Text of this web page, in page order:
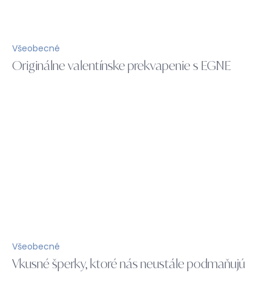
Všeobecné
Originálne valentínske prekvapenie s EGNE
Všeobecné
Vkusné šperky, ktoré nás neustále podmaňujú